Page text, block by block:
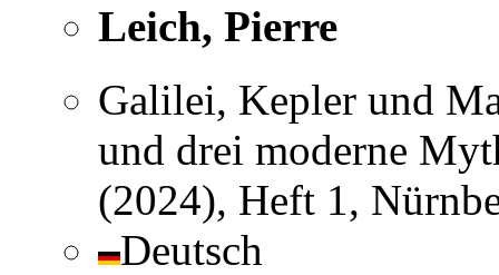
Leich, Pierre
Galilei, Kepler und
und drei moderne
(2024), Heft 1,
Deutsch